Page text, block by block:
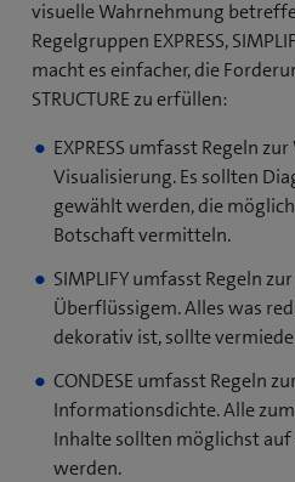
visuelle Wahrnehmung
Regelgruppen EXPRESS,
macht es einfacher, die
STRUCTURE zu erfüllen:
EXPRESS umfasst Regeln
Visualisierung. Es sollten
gewählt werden, die
Botschaft vermitteln.
SIMPLIFY umfasst Regeln
Überflüssigem. Alles was
dekorativ ist, sollte
CONDESE umfasst Regeln
Informationsdichte. Alle
Inhalte sollten möglichst
werden.